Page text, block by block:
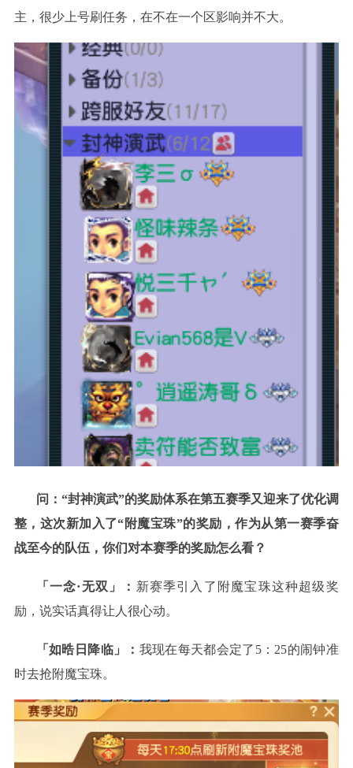
主，很少上号刷任务，在不在一个区影响并不大。
问： “封神演武”的奖励体系在第五赛季又迎来了优化调
整，这次新加入了“附魔宝珠”的奖励，作为从第一赛季奋
战至今的队伍，你们对本赛季的奖励怎么看？
「一念·无双」： 新赛季引入了附魔宝珠这种超级奖
励，说实话真得让人很心动。
「如晧日降临」： 我现在每天都会定了5：25的闹钟准
时去抢附魔宝珠。